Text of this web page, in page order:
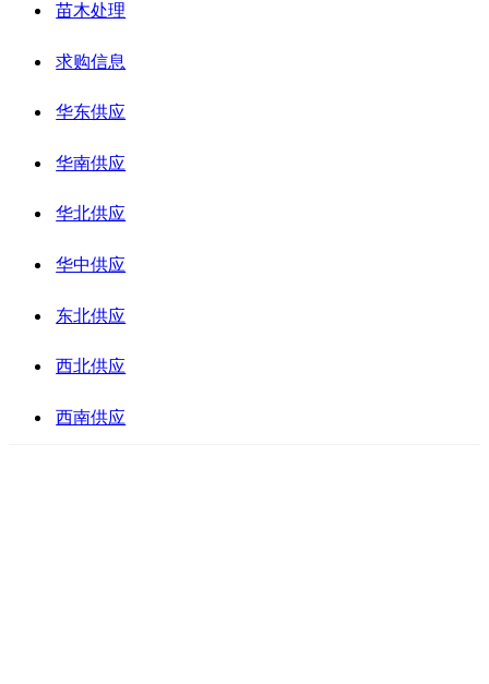
苗木处理
求购信息
华东供应
华南供应
华北供应
华中供应
东北供应
西北供应
西南供应